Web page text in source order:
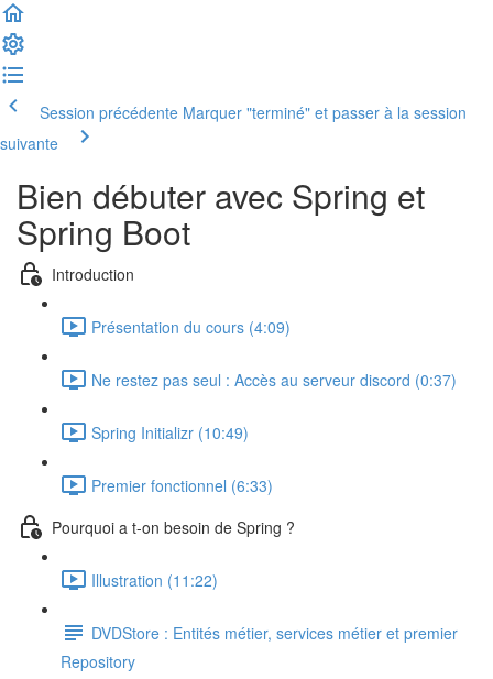
Session précédente Marquer "terminé" et passer à la session
suivante
Bien débuter avec Spring et
Spring Boot
Introduction
Présentation du cours (4:09)
Ne restez pas seul : Accès au serveur discord (0:37)
Spring Initializr (10:49)
Premier fonctionnel (6:33)
Pourquoi a t-on besoin de Spring ?
Illustration (11:22)
DVDStore : Entités métier, services métier et premier
Repository